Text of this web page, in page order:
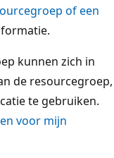
of een
kunnen zich in
de resourcegroep,
te gebruiken.
voor mijn